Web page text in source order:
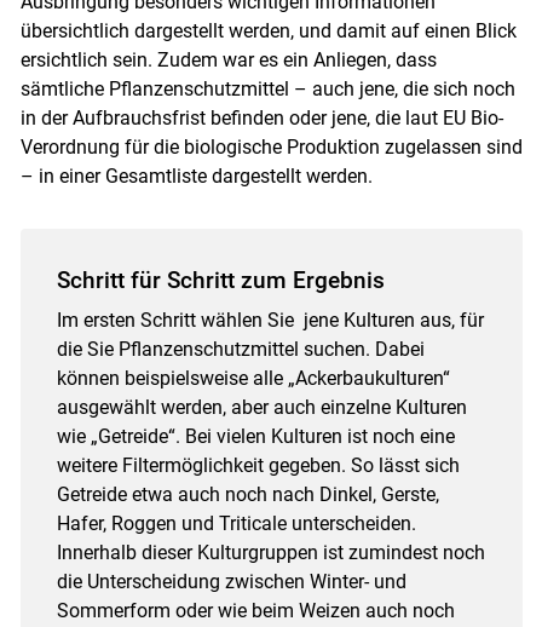
übersichtlich dargestellt werden, und damit auf einen Blick
ersichtlich sein. Zudem war es ein Anliegen, dass
sämtliche Pflanzenschutzmittel – auch jene, die sich noch
in der Aufbrauchsfrist befinden oder jene, die laut EU Bio-
Verordnung für die biologische Produktion zugelassen sind
– in einer Gesamtliste dargestellt werden.
Schritt für Schritt zum Ergebnis
Im ersten Schritt wählen Sie jene Kulturen aus, für
die Sie Pflanzenschutzmittel suchen. Dabei
können beispielsweise alle „Ackerbaukulturen“
ausgewählt werden, aber auch einzelne Kulturen
wie „Getreide“. Bei vielen Kulturen ist noch eine
weitere Filtermöglichkeit gegeben. So lässt sich
Getreide etwa auch noch nach Dinkel, Gerste,
Hafer, Roggen und Triticale unterscheiden.
Innerhalb dieser Kulturgruppen ist zumindest noch
die Unterscheidung zwischen Winter- und
Sommerform oder wie beim Weizen auch noch